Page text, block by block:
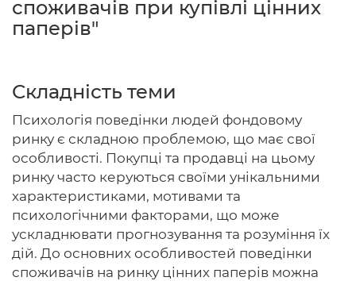
споживачів при купівлі цінних
паперів"
Складність теми
Психологія поведінки людей фондовому
ринку є складною проблемою, що має свої
особливості. Покупці та продавці на цьому
ринку часто керуються своїми унікальними
характеристиками, мотивами та
психологічними факторами, що може
ускладнювати прогнозування та розуміння їх
дій. До основних особливостей поведінки
споживачів на ринку цінних паперів можна
Головна
Авторам
Умови
Вхiд